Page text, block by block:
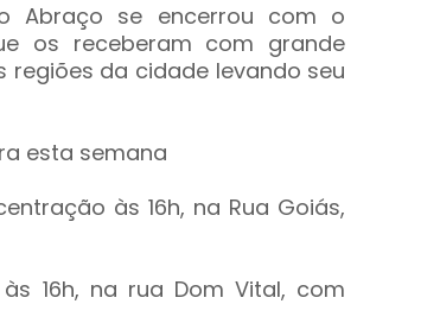
Abraço se encerrou com o
os receberam com grande
regiões da cidade levando seu
esta semana
às 16h, na Rua Goiás,
16h, na rua Dom Vital, com